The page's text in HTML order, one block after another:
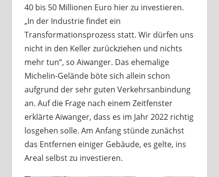
40 bis 50 Millionen Euro hier zu investieren.
„In der Industrie findet ein
Transformationsprozess statt. Wir dürfen uns
nicht in den Keller zurückziehen und nichts
mehr tun“, so Aiwanger. Das ehemalige
Michelin-Gelände böte sich allein schon
aufgrund der sehr guten Verkehrsanbindung
an. Auf die Frage nach einem Zeitfenster
erklärte Aiwanger, dass es im Jahr 2022 richtig
losgehen solle. Am Anfang stünde zunächst
das Entfernen einiger Gebäude, es gelte, ins
Areal selbst zu investieren.